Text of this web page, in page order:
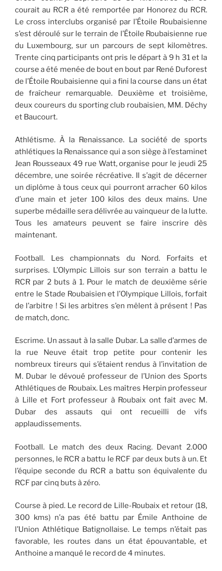
courait au RCR a été remportée par Honorez du RCR.
Le cross interclubs organisé par l’Étoile Roubaisienne
s’est déroulé sur le terrain de l’Étoile Roubaisienne rue
du Luxembourg, sur un parcours de sept kilomètres.
Trente cinq participants ont pris le départ à 9 h 31 et la
course a été menée de bout en bout par René Duforest
de l’Étoile Roubaisienne qui a fini la course dans un état
de fraîcheur remarquable. Deuxième et troisième,
deux coureurs du sporting club roubaisien, MM. Déchy
et Baucourt.
Athlétisme. À la Renaissance. La société de sports
athlétiques la Renaissance qui a son siège à l’estaminet
Jean Rousseaux 49 rue Watt, organise pour le jeudi 25
décembre, une soirée récréative. Il s’agit de décerner
un diplôme à tous ceux qui pourront arracher 60 kilos
d’une main et jeter 100 kilos des deux mains. Une
superbe médaille sera délivrée au vainqueur de la lutte.
Tous les amateurs peuvent se faire inscrire dès
maintenant.
Football. Les championnats du Nord. Forfaits et
surprises. L’Olympic Lillois sur son terrain a battu le
RCR par 2 buts à 1. Pour le match de deuxième série
entre le Stade Roubaisien et l’Olympique Lillois, forfait
de l’arbitre ! Si les arbitres s’en mêlent à présent ! Pas
de match, donc.
Escrime. Un assaut à la salle Dubar. La salle d’armes de
la rue Neuve était trop petite pour contenir les
nombreux tireurs qui s’étaient rendus à l’invitation de
M. Dubar le dévoué professeur de l’Union des Sports
Athlétiques de Roubaix. Les maîtres Herpin professeur
à Lille et Fort professeur à Roubaix ont fait avec M.
Dubar des assauts qui ont recueilli de vifs
applaudissements.
Football. Le match des deux Racing. Devant 2.000
personnes, le RCR a battu le RCF par deux buts à un. Et
l’équipe seconde du RCR a battu son équivalente du
RCF par cinq buts à zéro.
Course à pied. Le record de Lille-Roubaix et retour (18,
300 kms) n’a pas été battu par Émile Anthoine de
l’Union Athlétique Batignollaise. Le temps n’était pas
favorable, les routes dans un état épouvantable, et
Anthoine a manqué le record de 4 minutes.